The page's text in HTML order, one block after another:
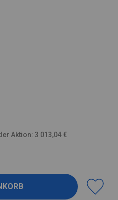
Aktion: 3 013,04 €